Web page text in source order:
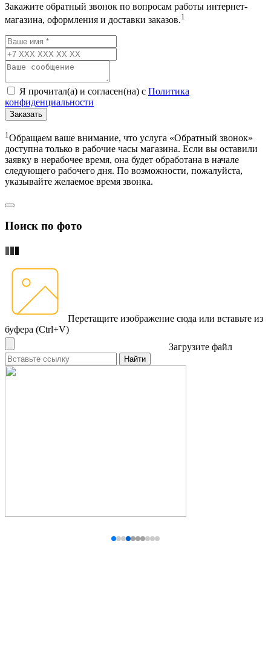
Закажите обратный звонок по вопросам работы интернет-
магазина, оформления и доставки заказов.1
Я прочитал(а) и согласен(на) с Политика
конфиденциальности
Заказать
1Обращаем ваше внимание, что услуга «Обратный звонок»
доступна только в рабочие часы магазина. Если вы оставили
заявку в нерабочее время, она будет обработана в начале
следующего рабочего дня. По возможности, пожалуйста,
указывайте желаемое время звонка.
Поиск по фото
Перетащите изображение сюда или вставьте из
буфера (Ctrl+V)
Загрузите файл
Найти